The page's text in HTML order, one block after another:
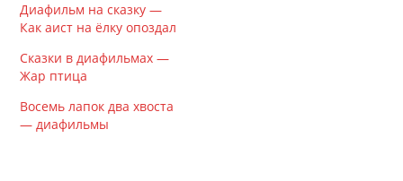
Диафильм на сказку —
Как аист на ёлку опоздал
Сказки в диафильмах —
Жар птица
Восемь лапок два хвоста
— диафильмы